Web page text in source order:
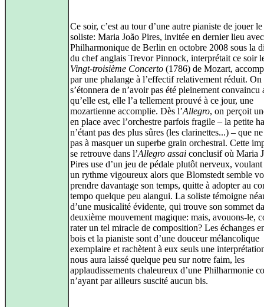
Ce soir, c’est au tour d’une autre pianiste de jouer
soliste: Maria João Pires, invitée en dernier lieu
Philharmonique de Berlin en octobre 2008 sous la
du chef anglais Trevor Pinnock, interprétait ce soir
Vingt-troisième Concerto (1786) de Mozart,
par une phalange à l’effectif relativement réduit. On
s’étonnera de n’avoir pas été pleinement convaincu
qu’elle est, elle l’a tellement prouvé à ce jour, une
mozartienne accomplie. Dès l’Allegro, on perçoit
en place avec l’orchestre parfois fragile – la petite
n’étant pas des plus sûres (les clarinettes...) – que
pas à masquer un superbe grain orchestral. Cette
se retrouve dans l’Allegro assai conclusif où Maria
Pires use d’un jeu de pédale plutôt nerveux,
un rythme vigoureux alors que Blomstedt semble
prendre davantage son temps, quitte à adopter au
tempo quelque peu alangui. La soliste témoigne
d’une musicalité évidente, qui trouve son sommet
deuxième mouvement magique: mais, avouons-le,
rater un tel miracle de composition? Les échanges
bois et la pianiste sont d’une douceur mélancolique
exemplaire et rachètent à eux seuls une
nous aura laissé quelque peu sur notre faim, les
applaudissements chaleureux d’une Philharmonie
n’ayant par ailleurs suscité aucun bis.